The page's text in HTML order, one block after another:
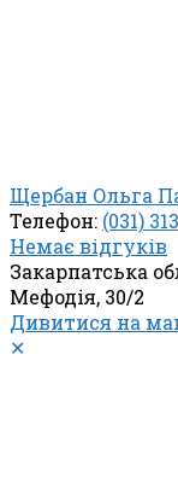
Щербан Ольга
Телефон: (031)
Немає відгуків
Закарпатська
Мефодія, 30/2
Дивитися на
✕